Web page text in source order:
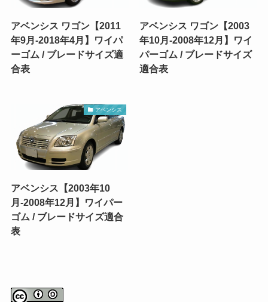
アベンシス ワゴン【2011
年9月-2018年4月】ワイパ
ーゴム / ブレードサイズ適
合表
アベンシス ワゴン【2003
年10月-2008年12月】ワイ
パーゴム / ブレードサイズ
適合表
アベンシス
アベンシス【2003年10
月-2008年12月】ワイパー
ゴム / ブレードサイズ適合
表